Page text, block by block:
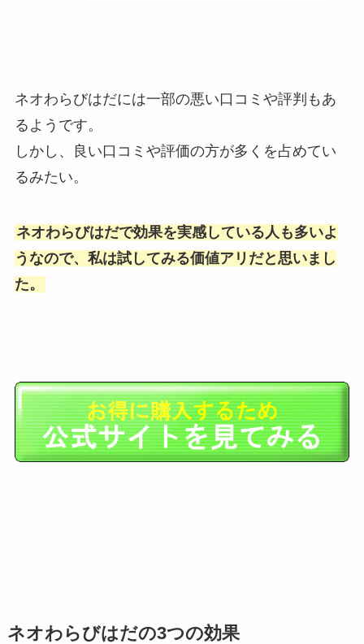
ネオわらびはだには一部の悪い口コミや評判もあ
るようです。
しかし、良い口コミや評価の方が多くを占めてい
るみたい。
ネオわらびはだで効果を実感している人も多いよ
うなので、私は試してみる価値アリだと思いまし
た。
ネオわらびはだの3つの効果